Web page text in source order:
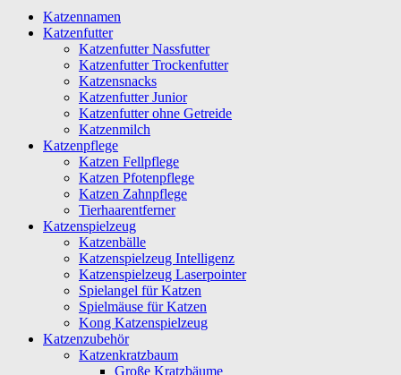
Katzennamen
Katzenfutter
Katzenfutter Nassfutter
Katzenfutter Trockenfutter
Katzensnacks
Katzenfutter Junior
Katzenfutter ohne Getreide
Katzenmilch
Katzenpflege
Katzen Fellpflege
Katzen Pfotenpflege
Katzen Zahnpflege
Tierhaarentferner
Katzenspielzeug
Katzenbälle
Katzenspielzeug Intelligenz
Katzenspielzeug Laserpointer
Spielangel für Katzen
Spielmäuse für Katzen
Kong Katzenspielzeug
Katzenzubehör
Katzenkratzbaum
Große Kratzbäume